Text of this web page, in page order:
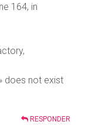
164, in
does not exist
RESPONDER